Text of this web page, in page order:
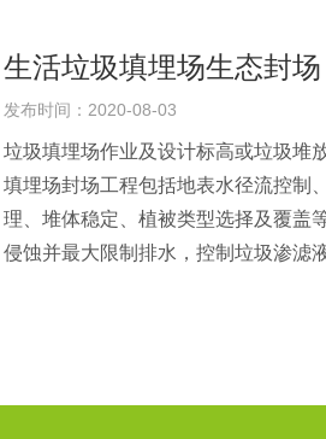
生活垃圾填埋场生态封场
发布时间：2020-08-03
垃圾填埋场作业及设计标高或垃圾堆
填埋场封场工程包括地表水径流控制
理、堆体稳定、植被类型选择及覆盖
侵蚀并最大限制排水，控制垃圾渗滤